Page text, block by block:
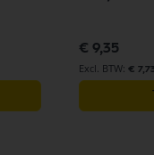
€ 9,35
€